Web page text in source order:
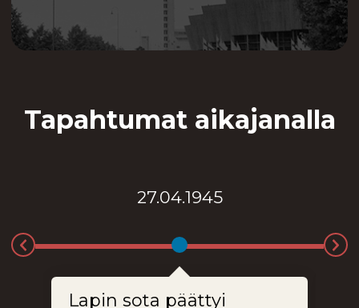
Tapahtumat aikajanalla
27.04.1945
Lapin sota päättyi